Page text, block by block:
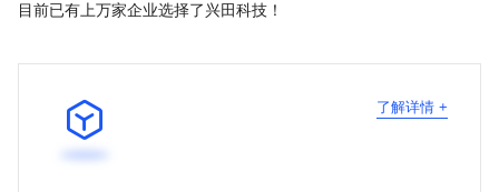
目前已有上万家企业选择了兴田科技！
 了解详情 +